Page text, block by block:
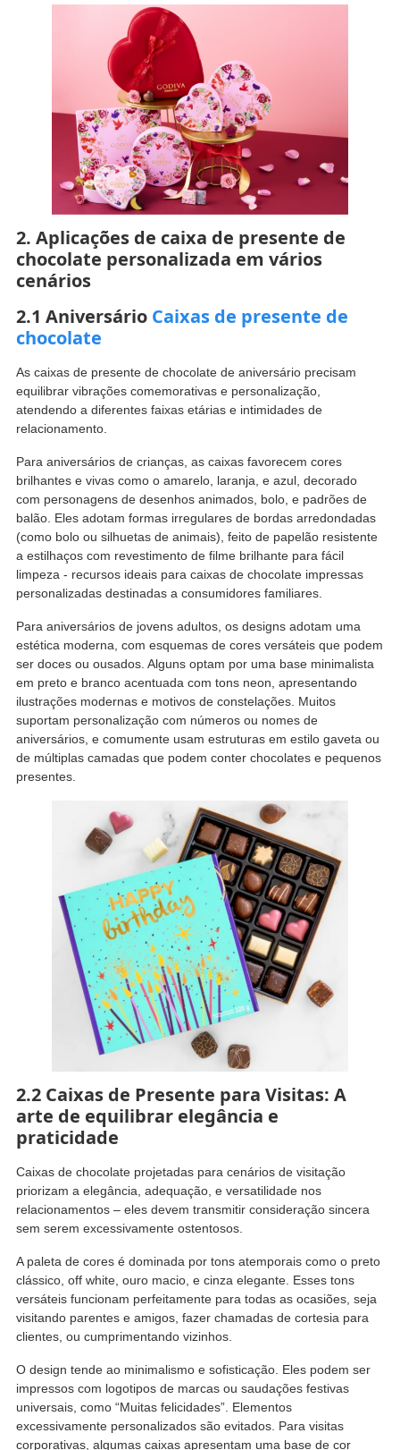
2. Aplicações de caixa de presente de
chocolate personalizada em vários
cenários
2.1 Aniversário Caixas de presente de
chocolate
As caixas de presente de chocolate de aniversário precisam
equilibrar vibrações comemorativas e personalização,
atendendo a diferentes faixas etárias e intimidades de
relacionamento.
Para aniversários de crianças, as caixas favorecem cores
brilhantes e vivas como o amarelo, laranja, e azul, decorado
com personagens de desenhos animados, bolo, e padrões de
balão. Eles adotam formas irregulares de bordas arredondadas
(como bolo ou silhuetas de animais), feito de papelão resistente
a estilhaços com revestimento de filme brilhante para fácil
limpeza - recursos ideais para caixas de chocolate impressas
personalizadas destinadas a consumidores familiares.
Para aniversários de jovens adultos, os designs adotam uma
estética moderna, com esquemas de cores versáteis que podem
ser doces ou ousados. Alguns optam por uma base minimalista
em preto e branco acentuada com tons neon, apresentando
ilustrações modernas e motivos de constelações. Muitos
suportam personalização com números ou nomes de
aniversários, e comumente usam estruturas em estilo gaveta ou
de múltiplas camadas que podem conter chocolates e pequenos
presentes.
2.2 Caixas de Presente para Visitas: A
arte de equilibrar elegância e
praticidade
Caixas de chocolate projetadas para cenários de visitação
priorizam a elegância, adequação, e versatilidade nos
relacionamentos – eles devem transmitir consideração sincera
sem serem excessivamente ostentosos.
A paleta de cores é dominada por tons atemporais como o preto
clássico, off white, ouro macio, e cinza elegante. Esses tons
versáteis funcionam perfeitamente para todas as ocasiões, seja
visitando parentes e amigos, fazer chamadas de cortesia para
clientes, ou cumprimentando vizinhos.
O design tende ao minimalismo e sofisticação. Eles podem ser
impressos com logotipos de marcas ou saudações festivas
universais, como “Muitas felicidades”. Elementos
excessivamente personalizados são evitados. Para visitas
corporativas, algumas caixas apresentam uma base de cor